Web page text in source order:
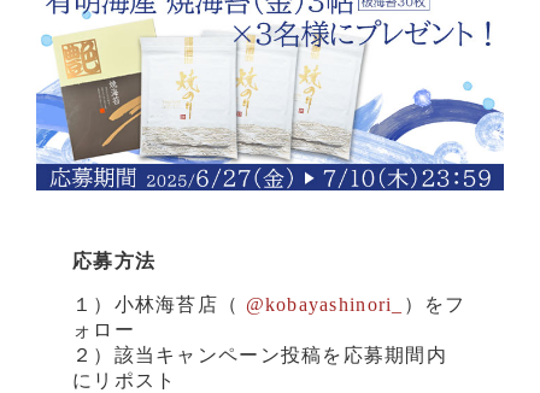
応募方法
１）小林海苔店（ @kobayashinori_
）をフ
ォロー
２）該当キャンペーン投稿を応募期間内
にリポスト